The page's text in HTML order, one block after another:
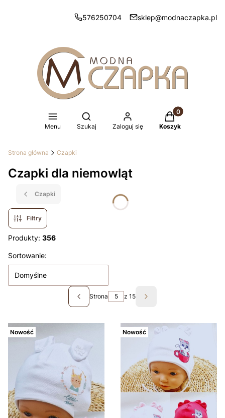
576250704 sklep@modnaczapka.pl
Menu
Otwórz wyszukiwarkę
Szukaj Zaloguj się
Produkty w
Koszyk
Strona główna Czapki
Czapki dla niemowląt
Czapki
Filtry
Produkty: 356
Lista produktów
Sortowanie:
Domyślne
Poprzednie produkty
Strona z 15 Następne produkty
Nowość Nowość